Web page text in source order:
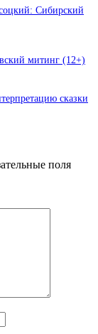
Сибирский
митинг (12+)
сказки
поля